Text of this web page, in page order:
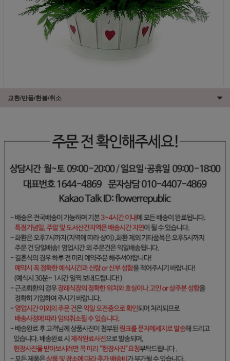
교환/반품/환불/취소